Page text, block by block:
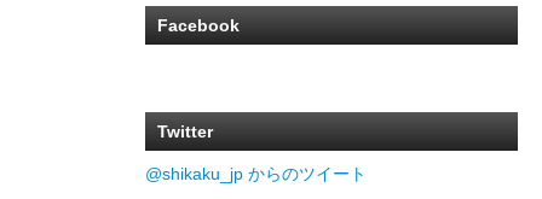
Facebook
Twitter
@shikaku_jp からのツイート